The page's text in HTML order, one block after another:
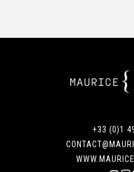
+33 (0)1